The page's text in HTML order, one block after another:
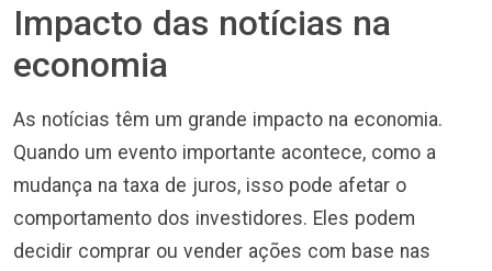
Impacto das notícias na
economia
As notícias têm um grande impacto na economia.
Quando um evento importante acontece, como a
mudança na taxa de juros, isso pode afetar o
comportamento dos investidores. Eles podem
decidir comprar ou vender ações com base nas